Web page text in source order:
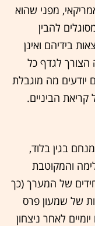
מפני שהוא
להבין
בידיהם ואינן
הצורך לגדף כל
יודעים מה מוגבלת
הביניים.
בגין בלוד,
האלימה והמקוטבת
של המערך (כך
של שמעון פרס
לאחר ניצחון